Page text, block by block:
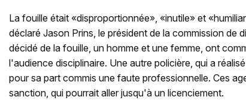
La fouille était «disproportionnée», «inutile» et
déclaré Jason Prins, le président de la commission de
décidé de la fouille, un homme et une femme, ont
l'audience disciplinaire. Une autre policière, qui a
pour sa part commis une faute professionnelle. Ces
sanction, qui pourrait aller jusqu'à un licenciement.